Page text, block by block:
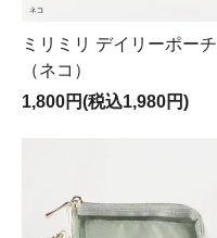
ミリミリ デイリーポーチ
（ネコ）
1,800円(税込1,980円)